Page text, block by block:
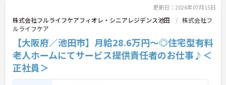
更新日：2026年07月15日
株式会社フルライフケアフィオレ・シニアレジデンス池田
株式会社フ
ルライフケア
【大阪府／池田市】月給28.6万円～◎住宅型有料
老人ホームにてサービス提供責任者のお仕事♪＜
正社員＞